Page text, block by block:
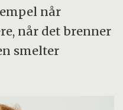
når
når det brenner
smelter